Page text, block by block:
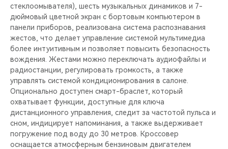
стеклоомывателя), шесть музыкальных динамиков и 7-
дюймовый цветной экран с бортовым компьютером в
панели приборов, реализована система распознавания
жестов, что делает управление системой мультимедиа
более интуитивным и позволяет повысить безопасность
вождения. Жестами можно переключать аудиофайлы и
радиостанции, регулировать громкость, а также
управлять системой кондиционирования в салоне.
Опционально доступен смарт-браслет, который
охватывает функции, доступные для ключа
дистанционного управления, следит за частотой пульса и
сном, индицирует напоминания, а также выдерживает
погружение под воду до 30 метров. Кроссовер
оснащается атмосферным бензиновым двигателем